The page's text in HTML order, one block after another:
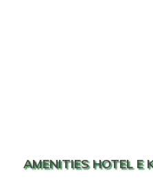
AMENITIES HOTEL E